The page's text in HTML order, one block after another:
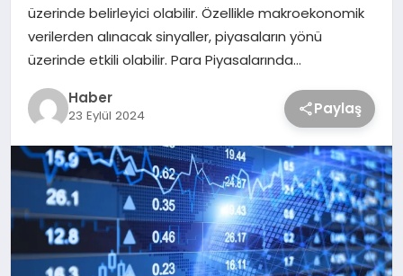
üzerinde belirleyici olabilir. Özellikle makroekonomik
verilerden alınacak sinyaller, piyasaların yönü
üzerinde etkili olabilir. Para Piyasalarında…
Haber
23 Eylül 2024 Paylaş